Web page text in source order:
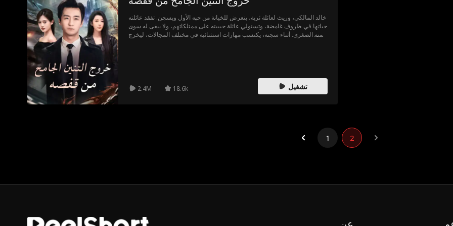
خالد المالكي، وريث لعائلة ثرية، يتعرض للخيانة من حبه الأول ويسجن. تفقد عائلته
حياتها في ظروف غامضة، وتستولي عائلة حبيبته على ممتلكاتهم، ولا يبقى له سوى
عمته الصغرى. أثناء سجنه، يكتسب مهارات استثنائية في مختلف المجالات، ليخرج
2.4M 18.6k تشغيل
1 2